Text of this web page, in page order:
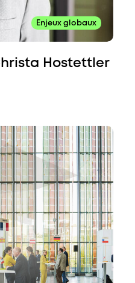
Hostettler
Enjeux globaux